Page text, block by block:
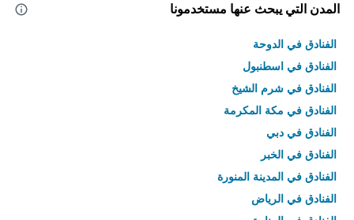
المدن التي يبحث عنها مستخدمونا
الفنادق في الدوحة
الفنادق في اسطنبول
الفنادق في شرم الشيخ
الفنادق في مكة المكرمة
الفنادق في دبي
الفنادق في الخبر
الفنادق في المدينة المنورة
الفنادق في الرياض